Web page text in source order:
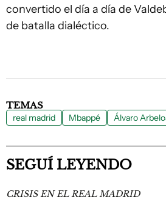
convertido el día a día de
de batalla dialéctico.
TEMAS
real madrid Mbappé Álvaro
SEGUÍ LEYENDO
CRISIS EN EL REAL MADRID